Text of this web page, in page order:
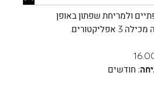
ולמריחת שפתון באופן
חודשים